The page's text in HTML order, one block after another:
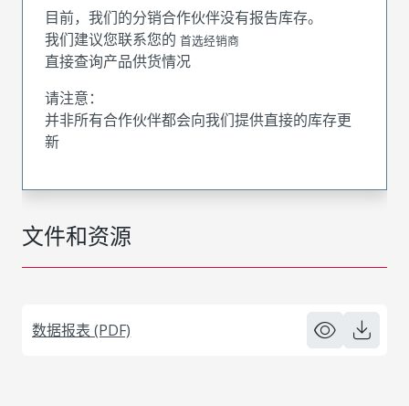
文件和资源
数据报表 (PDF)
目前，我们的分销合作伙伴没有报告库存。
我们建议您联系您的 首选经销商
直接查询产品供货情况
请注意：
并非所有合作伙伴都会向我们提供直接的库存更
新